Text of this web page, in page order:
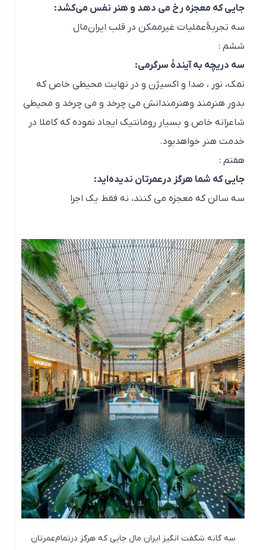
جایی که معجزه رخ می دهد و هنر نفس می‌کشد:
سه تجربهٔ‌عملیات‌ غیرممکن در قلب ایران‌مال
ششم :
سه دریچه به آیندهٔ سرگرمی:
نمک، نور ، صدا و اکسیژن و در نهایت محیطی خاص که
بدور هنرمند و‌هنرمندانش می چرخد و می چرخد و محیطی
شاعرانه خاص و بسیار رومانتیک ایجاد نموده که کاملا در
خدمت هنر خواهدبود.
هفتم :
جایی که شما هرگز درعمرتان ندیده‌اید:
سه سالن که معجزه می کنند، نه فقط یک اجرا
سه گانه شگفت انگیز ایران مال جایی که هرگز درتمام‌عمرتان